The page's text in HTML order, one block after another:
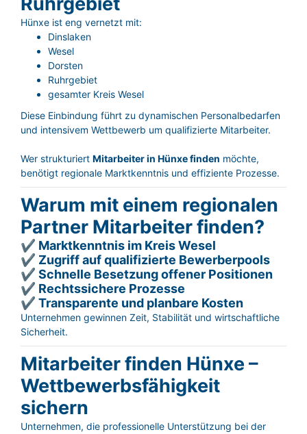
Hünxe ist eng vernetzt mit:
Dinslaken
Wesel
Dorsten
Ruhrgebiet
gesamter Kreis Wesel
Diese Einbindung führt zu dynamischen Personalbedarfen
und intensivem Wettbewerb um qualifizierte Mitarbeiter.
Wer strukturiert Mitarbeiter in Hünxe finden möchte,
benötigt regionale Marktkenntnis und effiziente Prozesse.
Warum mit einem regionalen
Partner Mitarbeiter finden?
✔ Marktkenntnis im Kreis Wesel
✔ Zugriff auf qualifizierte Bewerberpools
✔ Schnelle Besetzung offener Positionen
✔ Rechtssichere Prozesse
✔ Transparente und planbare Kosten
Unternehmen gewinnen Zeit, Stabilität und wirtschaftliche
Sicherheit.
Mitarbeiter finden Hünxe –
Wettbewerbsfähigkeit
sichern
Unternehmen, die professionelle Unterstützung bei der